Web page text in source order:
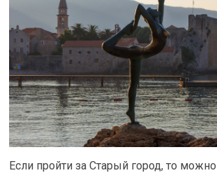
Если пройти за Старый город, то